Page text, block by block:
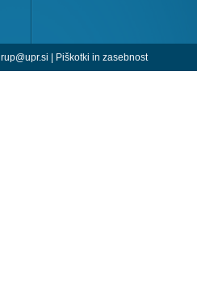
rup@upr.si | Piškotki in zasebnost